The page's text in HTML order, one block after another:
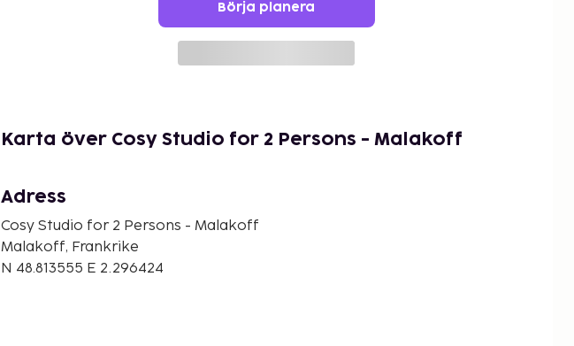
Börja planera
Karta över Cosy Studio for 2 Persons - Malakoff
Adress
Cosy Studio for 2 Persons - Malakoff
Malakoff, Frankrike
N 48.813555 E 2.296424